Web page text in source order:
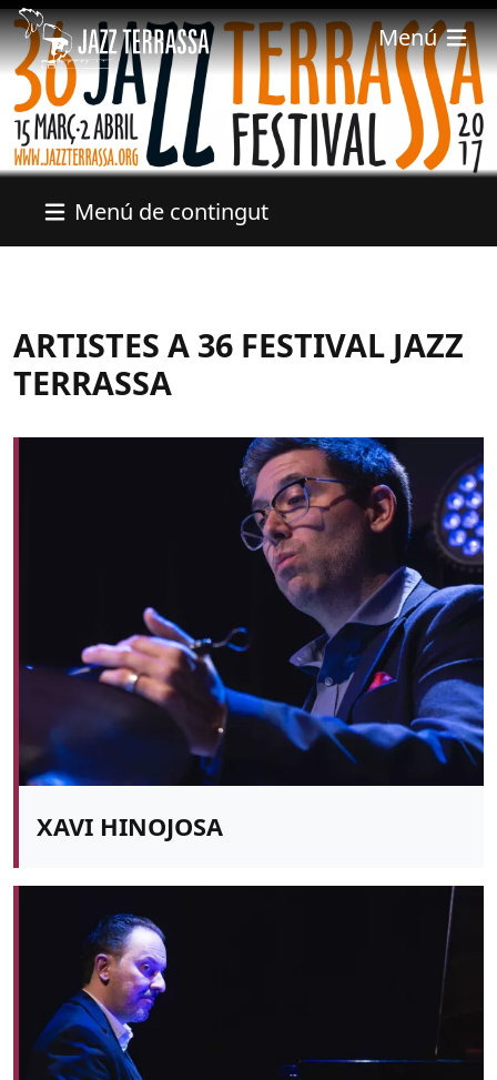
Pasar al contenido principal
Menú
Menú de contingut
ARTISTES A 36 FESTIVAL JAZZ
TERRASSA
XAVI HINOJOSA